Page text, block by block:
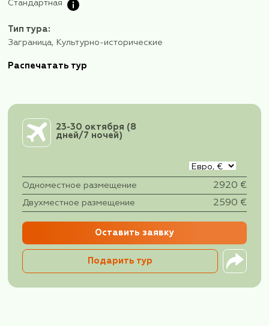
период более 12 000 лет человеческой
каменного века до наших дней.
Любознательные путешественники, этот
именно для вас!
Сложность
Стандартная
Тип тура:
Заграница, Культурно-исторические
Распечатать тур